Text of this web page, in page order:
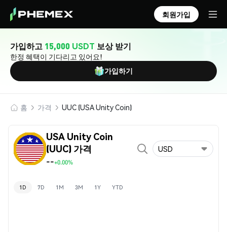
회원가입
가입하고 15,000 USDT 보상 받기
한정 혜택이 기다리고 있어요!
가입하기
홈 가격 UUC (USA Unity Coin)
USA Unity Coin
(UUC) 가격
--+0.00%
USD
1D 7D 1M 3M 1Y YTD